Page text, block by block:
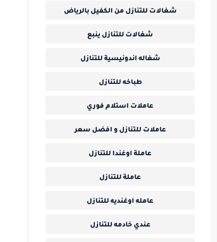
شغالات للتنازل من الكفيل بالرياض
شغالات للتنازل ينبع
شغاله اندونيسية للتنازل
طباخه للتنازل
عاملات استلام فوري
عاملات للتنازل و افضل سعر
عاملة اوغندا للتنازل
عاملة للتنازل
عامله اوغنديه للتنازل
عندي خادمه للتنازل